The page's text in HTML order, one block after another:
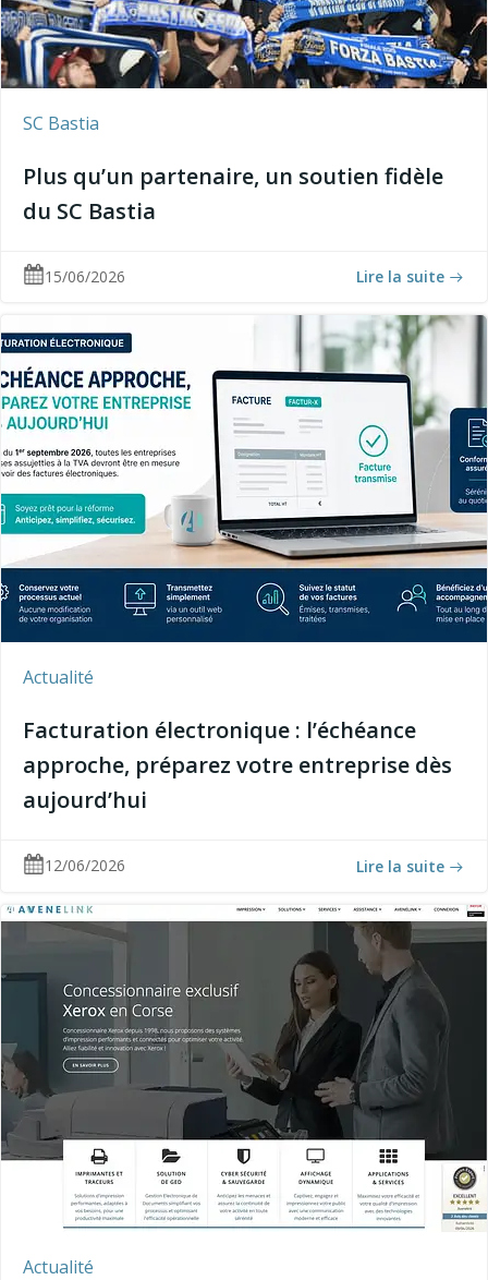
SC Bastia
Plus qu’un partenaire, un soutien fidèle
du SC Bastia
15/06/2026 Lire la suite
Actualité
Facturation électronique : l’échéance
approche, préparez votre entreprise dès
aujourd’hui
12/06/2026 Lire la suite
Actualité